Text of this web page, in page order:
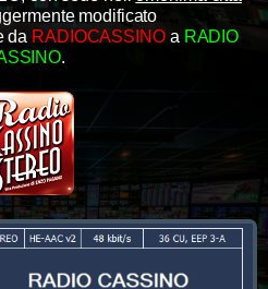
modificato
da RADIOCASSINOa RADIO
.